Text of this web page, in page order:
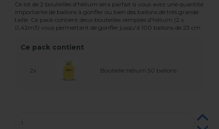
Ce lot de 2 bouteilles d'hélium sera parfait si vous avez une quantité
importante de ballons à gonfler ou bien des ballons de très grande
taille. Ce pack contient deux bouteilles remplies d'hélium (2 x
0,42m3) vous permettant de gonfler jusqu'à 100 ballons de 23 cm.
Ce pack contient
2x Bouteille hélium 50 ballons